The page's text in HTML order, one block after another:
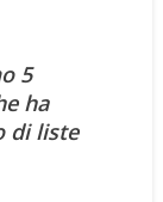
5
ha
di liste